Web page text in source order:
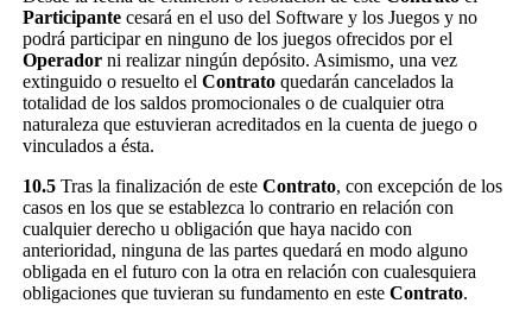
Participantecesará en el uso del Software y los Juegos y no
podrá participar en ninguno de los juegos ofrecidos por el
Operador ni realizar ningún depósito. Asimismo, una vez
extinguido o resuelto el Contratoquedarán cancelados la
totalidad de los saldos promocionales o de cualquier otra
naturaleza que estuvieran acreditados en la cuenta de juego o
vinculados a ésta.
10.5 Tras la finalización de este Contrato, con excepción de los
casos en los que se establezca lo contrario en relación con
cualquier derecho u obligación que haya nacido con
anterioridad, ninguna de las partes quedará en modo alguno
obligada en el futuro con la otra en relación con cualesquiera
obligaciones que tuvieran su fundamento en este Contrato.